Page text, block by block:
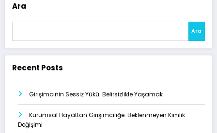
Ara
Ara
Recent Posts
Girişimcinin Sessiz Yükü: Belirsizlikle Yaşamak
Kurumsal Hayattan Girişimciliğe: Beklenmeyen Kimlik
Değişimi